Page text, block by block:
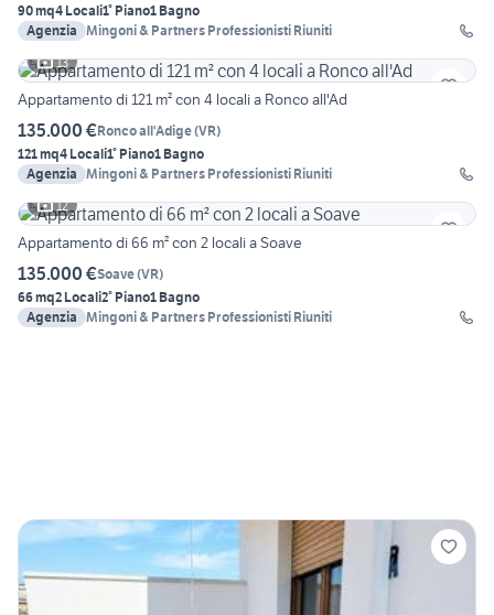
90 mq4 Locali1° Piano1 Bagno
Agenzia Mingoni & Partners Professionisti Riuniti
13
Appartamento di 121 m² con 4 locali a Ronco all'Ad
135.000 €Ronco all'Adige(VR)
121 mq4 Locali1° Piano1 Bagno
Agenzia Mingoni & Partners Professionisti Riuniti
12
Appartamento di 66 m² con 2 locali a Soave
135.000 €Soave(VR)
66 mq2 Locali2° Piano1 Bagno
Agenzia Mingoni & Partners Professionisti Riuniti